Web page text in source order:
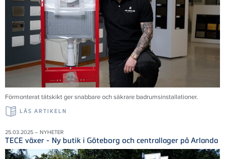
Förmonterat tätskikt ger snabbare och säkrare badrumsinstallationer.
LÄS ARTIKELN
25.03.2025 – NYHETER
TECE växer - Ny butik i Göteborg och centrallager på Arlanda